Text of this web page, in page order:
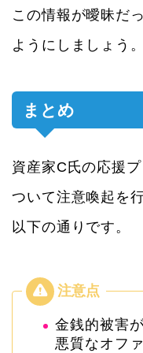
この情報が曖昧だ
ようにしましょう。
まとめ
資産家C氏の応援
ついて注意喚起を
以下の通りです。
金銭的被害
悪質なオフ